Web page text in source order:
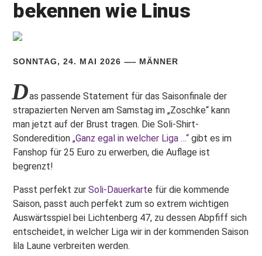
bekennen wie Linus
SONNTAG, 24. MAI 2026 MÄNNER
Das passende Statement für das Saisonfinale der
strapazierten Nerven am Samstag im „Zoschke“ kann
man jetzt auf der Brust tragen. Die Soli-Shirt-
Sonderedition„Ganz egal in welcher Liga …“ gibt es im
Fanshop für 25 Euro zu erwerben, die Auflage ist
begrenzt!
Passt perfekt zurSoli-Dauerkarte für die kommende
Saison, passt auch perfekt zum so extrem wichtigen
Auswärtsspiel bei Lichtenberg 47, zu dessen Abpfiff sich
entscheidet, in welcher Liga wir in der kommenden Saison
lila Laune verbreiten werden.